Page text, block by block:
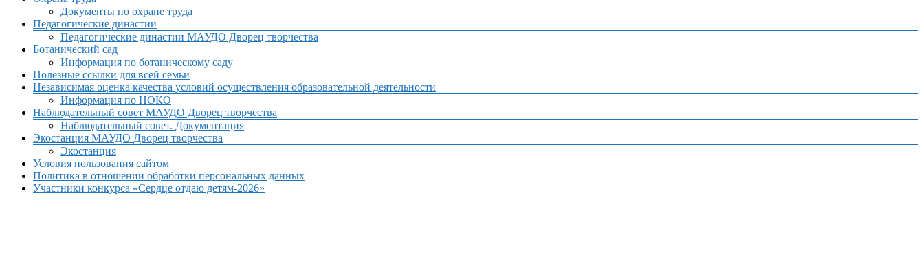
Документы по охране труда
Педагогические династии
Педагогические династии МАУДО Дворец творчества
Ботанический сад
Информация по ботаническому саду
Полезные ссылки для всей семьи
Независимая оценка качества условий осуществления образовательной деятельности
Информация по НОКО
Наблюдательный совет МАУДО Дворец творчества
Наблюдательный совет. Документация
Экостанция МАУДО Дворец творчества
Экостанция
Условия пользования сайтом
Политика в отношении обработки персональных данных
Участники конкурса «Сердце отдаю детям-2026»